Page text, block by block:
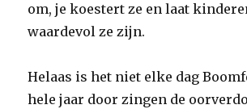
om, je koestert ze en laat
waardevol ze zijn.
Helaas is het niet elke dag
hele jaar door zingen de